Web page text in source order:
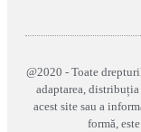
@2020 - Toate
adaptarea,
acest site sau a
formă,